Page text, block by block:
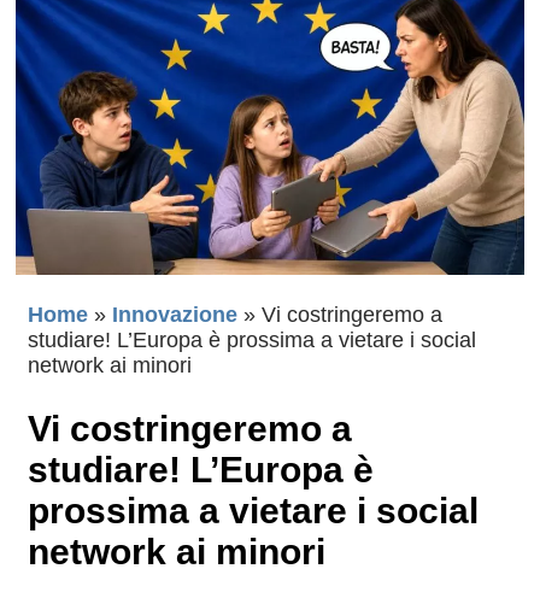
Home » Innovazione » Vi costringeremo a
studiare! L’Europa è prossima a vietare i social
network ai minori
Vi costringeremo a
studiare! L’Europa è
prossima a vietare i social
network ai minori